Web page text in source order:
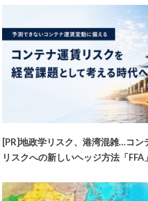
[PR]地政学リスク、港湾混雑…コン
リスクへの新しいヘッジ方法「FFA